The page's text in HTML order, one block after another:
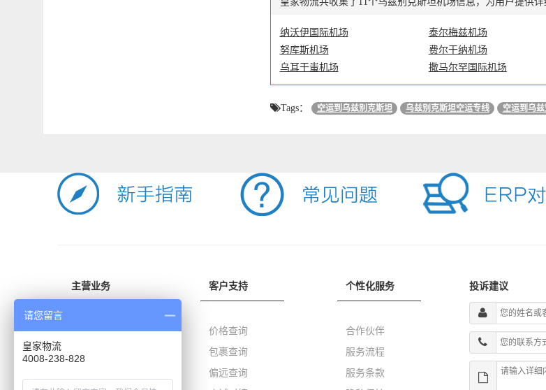
纳沃伊国际机场 泰尔梅兹机场
努库斯机场
费尔干纳机场
乌耳干蚩机场
撒马尔罕国际机场
Tags： 空运到乌兹别克斯坦 乌兹别克斯坦空运专线 空运到乌
主营业务
国际快递
客户支持
价格查询
包裹查询
偏远查询
个性化服务
合作伙伴
服务流程
服务条款
投诉建议
请您留言
皇家物流
4008-238-828